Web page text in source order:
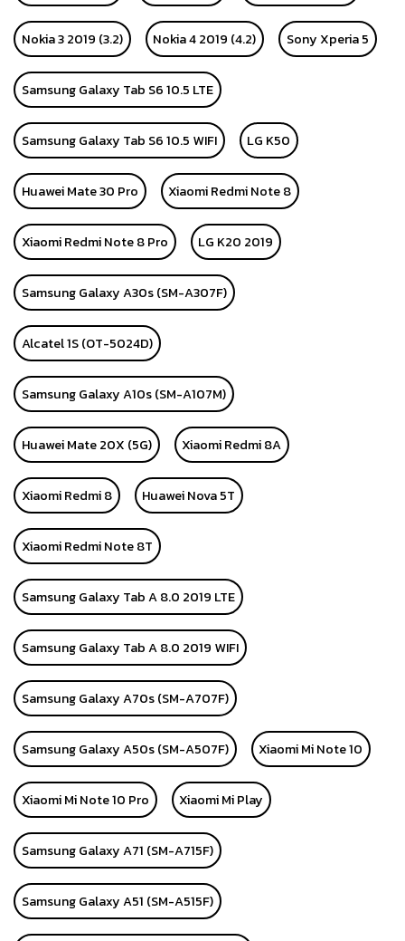
Nokia 3 2019 (3.2) Nokia 4 2019 (4.2) Sony Xperia 5
Samsung Galaxy Tab S6 10.5 LTE
Samsung Galaxy Tab S6 10.5 WIFI LG K50
Huawei Mate 30 Pro Xiaomi Redmi Note 8
Xiaomi Redmi Note 8 Pro LG K20 2019
Samsung Galaxy A30s (SM-A307F)
Alcatel 1S (OT-5024D)
Samsung Galaxy A10s (SM-A107M)
Huawei Mate 20X (5G) Xiaomi Redmi 8A
Xiaomi Redmi 8 Huawei Nova 5T
Xiaomi Redmi Note 8T
Samsung Galaxy Tab A 8.0 2019 LTE
Samsung Galaxy Tab A 8.0 2019 WIFI
Samsung Galaxy A70s (SM-A707F)
Samsung Galaxy A50s (SM-A507F) Xiaomi Mi Note 10
Xiaomi Mi Note 10 Pro Xiaomi Mi Play
Samsung Galaxy A71 (SM-A715F)
Samsung Galaxy A51 (SM-A515F)